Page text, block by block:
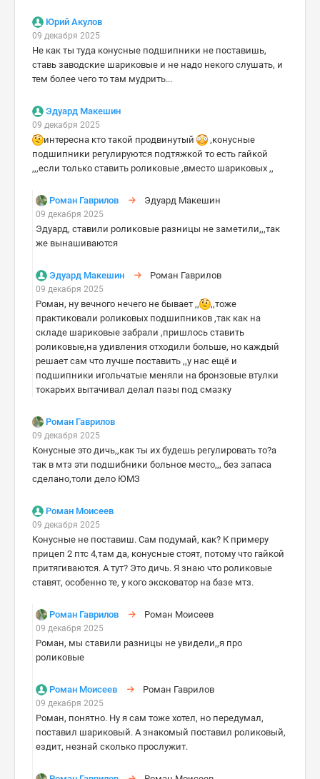
Юрий Акулов
09 декабря 2025
Не как ты туда конусные подшипники не поставишь,
ставь заводские шариковые и не надо некого слушать, и
тем более чего то там мудрить...
Эдуард Макешин
09 декабря 2025
интересна кто такой продвинутый
,конусные
подшипники регулируются подтяжкой то есть гайкой
,,,если только ставить роликовые ,вместо шариковых ,,
Роман Гаврилов Эдуард Макешин
09 декабря 2025
Эдуард, ставили роликовые разницы не заметили,,,так
же вынашиваются
Эдуард Макешин Роман Гаврилов
09 декабря 2025
Роман, ну вечного нечего не бывает ,,
,,тоже
практиковали роликовых подшипников ,так как на
складе шариковые забрали ,пришлось ставить
роликовые,на удивления отходили больше, но каждый
решает сам что лучше поставить ,,у нас ещё и
подшипники игольчатые меняли на бронзовые втулки
токарьих вытачивал делал пазы под смазку
Роман Гаврилов
09 декабря 2025
Конусные это дичь,,как ты их будешь регулировать то?а
так в мтз эти подшибники больное место,,, без запаса
сделано,толи дело ЮМЗ
Роман Моисеев
09 декабря 2025
Конусные не поставиш. Сам подумай, как? К примеру
прицеп 2 птс 4,там да, конусные стоят, потому что гайкой
притягиваются. А тут? Это дичь. Я знаю что роликовые
ставят, особенно те, у кого эксковатор на базе мтз.
Роман Гаврилов Роман Моисеев
09 декабря 2025
Роман, мы ставили разницы не увидели,,я про
роликовые
Роман Моисеев Роман Гаврилов
09 декабря 2025
Роман, понятно. Ну я сам тоже хотел, но передумал,
поставил шариковый. А знакомый поставил роликовый,
ездит, незнай сколько прослужит.